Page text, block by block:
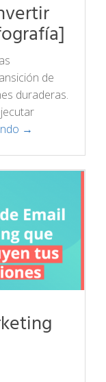
de
duraderas.
→